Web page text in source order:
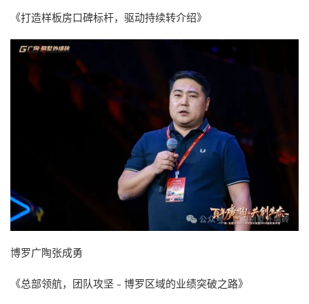
《打造样板房口碑标杆，驱动持续转介绍》
博罗广陶张成勇
《总部领航，团队攻坚﹣博罗区域的业绩突破之路》